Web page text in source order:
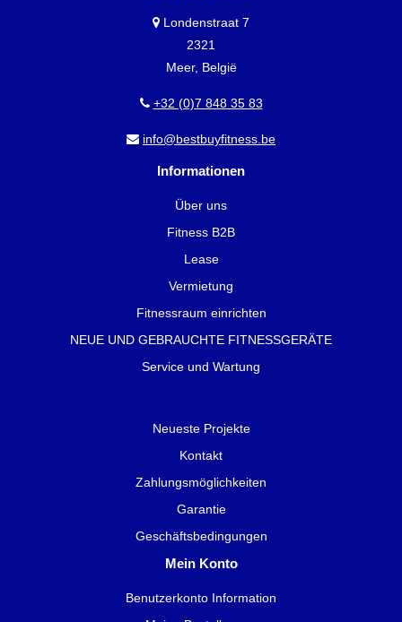
Londenstraat 7
2321
Meer, België
+32 (0)7 848 35 83
info@bestbuyfitness.be
Informationen
Über uns
Fitness B2B
Lease
Vermietung
Fitnessraum einrichten
NEUE UND GEBRAUCHTE FITNESSGERÄTE
Service und Wartung
Neueste Projekte
Kontakt
Zahlungsmöglichkeiten
Garantie
Geschäftsbedingungen
Mein Konto
Benutzerkonto Information